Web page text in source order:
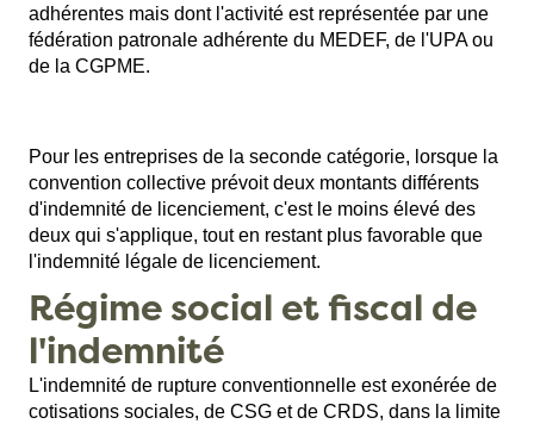
adhérentes mais dont l'activité est représentée par une
fédération patronale adhérente du MEDEF, de l'UPA ou
de la CGPME.
Pour les entreprises de la seconde catégorie, lorsque la
convention collective prévoit deux montants différents
d'indemnité de licenciement, c'est le moins élevé des
deux qui s'applique, tout en restant plus favorable que
l'indemnité légale de licenciement.
Régime social et fiscal de
l'indemnité
L'indemnité de rupture conventionnelle est exonérée de
cotisations sociales, de CSG et de CRDS, dans la limite